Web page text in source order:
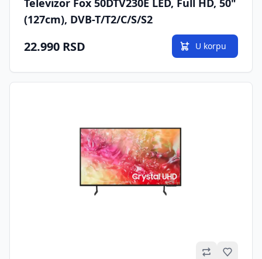
Televizor Fox 50DTV230E LED, Full HD, 50"
(127cm), DVB-T/T2/C/S/S2
22.990 RSD U korpu